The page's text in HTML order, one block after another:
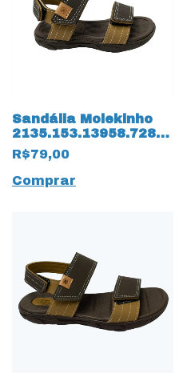
Sandália Molekinho
2135.153.13958.72826
Napa Floter 14182
Café
R$79,00
Comprar